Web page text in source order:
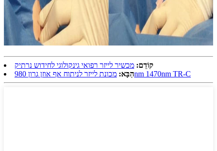
קוֹדֵם: מכשיר לייזר רפואי גינקולוגי לחידוש נרתיק
הַבָּא:מכונת לייזר לניתוח אף אוזן גרון 980nm 1470nm TR-C